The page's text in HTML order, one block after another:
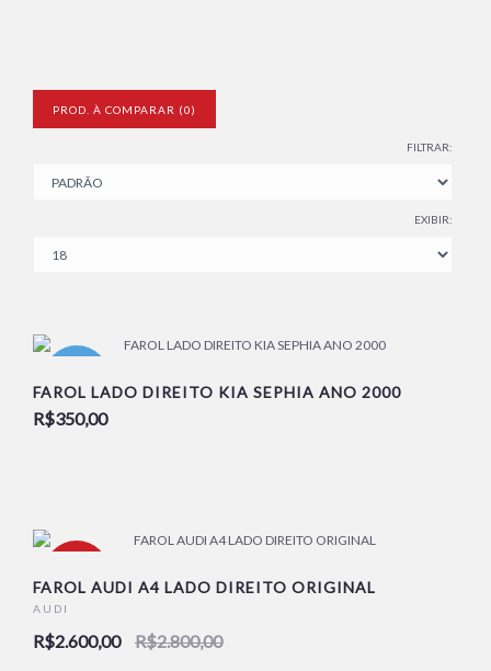
PROD. À COMPARAR (0)
FILTRAR:
EXIBIR:
FAROL LADO DIREITO KIA SEPHIA ANO 2000
R$350,00
NOVO
FAROL AUDI A4 LADO DIREITO ORIGINAL
AUDI
R$2.600,00 R$2.800,00